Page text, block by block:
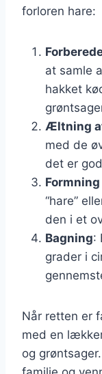
forloren hare:
at samle
hakket
Æltning
med de
det er
“hare”
den i et
Bagning:
grader i
Når retten er
med en
og